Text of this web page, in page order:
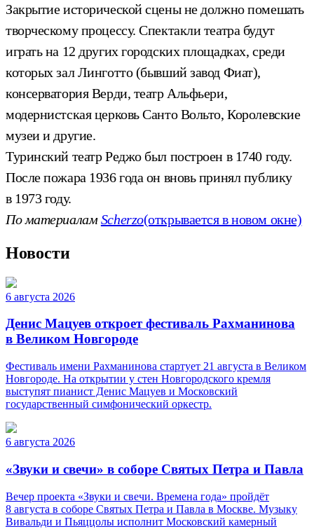
Закрытие исторической сцены не должно помешать
творческому процессу. Спектакли театра будут
играть на 12 других городских площадках, среди
которых зал Линготто (бывший завод Фиат),
консерватория Верди, театр Альфьери,
модернистская церковь Санто Вольто, Королевские
музеи и другие.
Туринский театр Реджо был построен в 1740 году.
После пожара 1936 года он вновь принял публику
в 1973 году.
По материаламScherzo(открывается в новом окне)
Новости
6 августа 2026
Денис Мацуев откроет фестиваль Рахманинова
в Великом Новгороде
Фестиваль имени Рахманинова стартует 21 августа в Великом
Новгороде. На открытии у стен Новгородского кремля
выступят пианист Денис Мацуев и Московский
государственный симфонический оркестр.
6 августа 2026
«Звуки и свечи» в соборе Святых Петра и Павла
Вечер проекта «Звуки и свечи. Времена года» пройдёт
8 августа в соборе Святых Петра и Павла в Москве. Музыку
Вивальди и Пьяццолы исполнит Московский камерный